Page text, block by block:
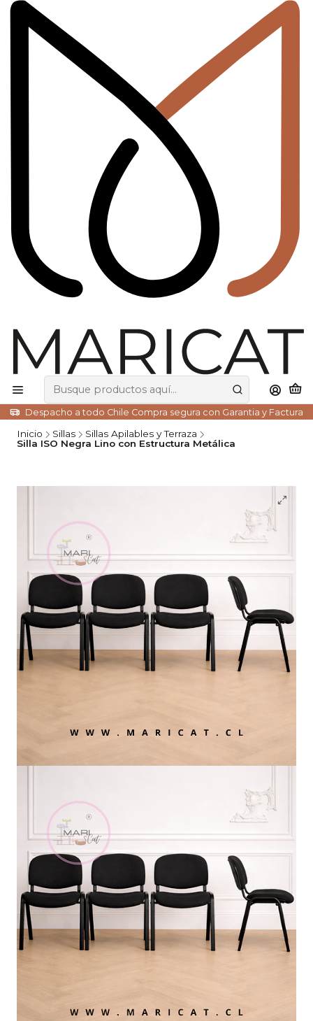
Despacho a todo Chile Compra segura con Garantia y Factura
Inicio Sillas
Sillas Apilables y Terraza
Silla ISO Negra Lino con Estructura Metálica